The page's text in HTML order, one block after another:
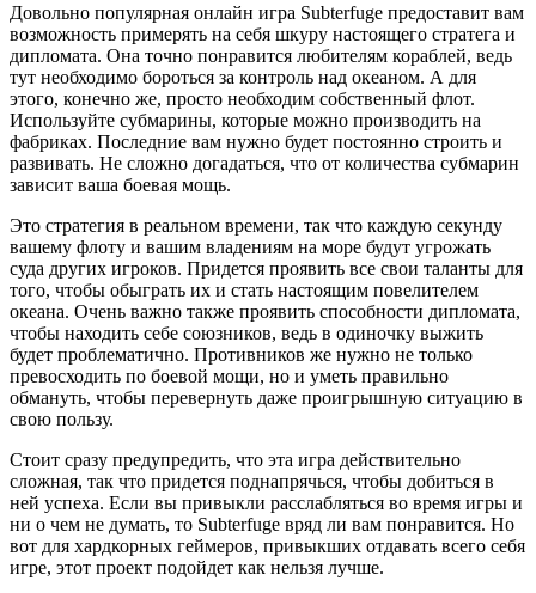
Довольно популярная онлайн игра Subterfuge предоставит вам
возможность примерять на себя шкуру настоящего стратега и
дипломата. Она точно понравится любителям кораблей, ведь
тут необходимо бороться за контроль над океаном. А для
этого, конечно же, просто необходим собственный флот.
Используйте субмарины, которые можно производить на
фабриках. Последние вам нужно будет постоянно строить и
развивать. Не сложно догадаться, что от количества субмарин
зависит ваша боевая мощь.
Это стратегия в реальном времени, так что каждую секунду
вашему флоту и вашим владениям на море будут угрожать
суда других игроков. Придется проявить все свои таланты для
того, чтобы обыграть их и стать настоящим повелителем
океана. Очень важно также проявить способности дипломата,
чтобы находить себе союзников, ведь в одиночку выжить
будет проблематично. Противников же нужно не только
превосходить по боевой мощи, но и уметь правильно
обмануть, чтобы перевернуть даже проигрышную ситуацию в
свою пользу.
Стоит сразу предупредить, что эта игра действительно
сложная, так что придется поднапрячься, чтобы добиться в
ней успеха. Если вы привыкли расслабляться во время игры и
ни о чем не думать, то Subterfuge вряд ли вам понравится. Но
вот для хардкорных геймеров, привыкших отдавать всего себя
игре, этот проект подойдет как нельзя лучше.